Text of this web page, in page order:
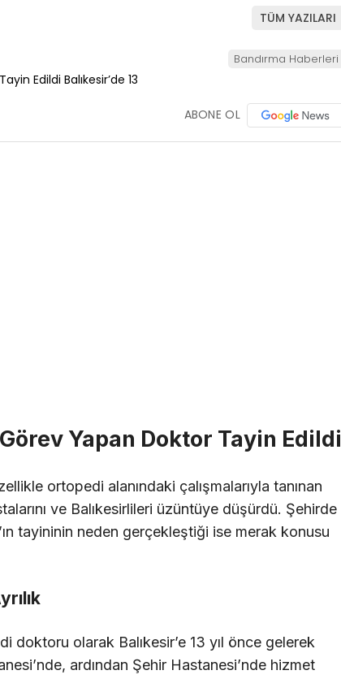
TÜM YAZILARI
Bandırma Haberleri
ABONE OL
Yapan Doktor Tayin Edildi
ortopedi alanındaki çalışmalarıyla tanınan
ve Balıkesirlileri üzüntüye düşürdü. Şehirde
tayininin neden gerçekleştiği ise merak konusu
doktoru olarak Balıkesir’e 13 yıl önce gelerek
ardından Şehir Hastanesi’nde hizmet